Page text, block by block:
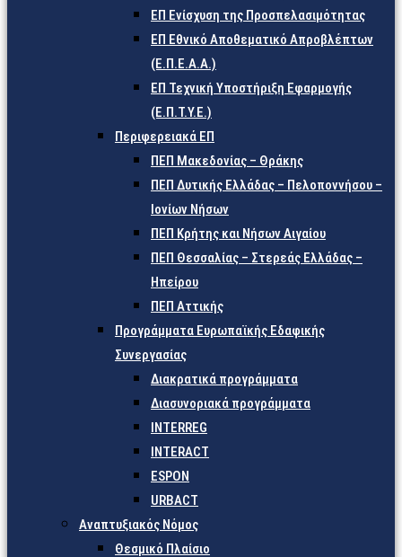
ΕΠ Ενίσχυση της Προσπελασιμότητας
ΕΠ Εθνικό Αποθεματικό Απροβλέπτων
(Ε.Π.Ε.Α.Α.)
ΕΠ Τεχνική Υποστήριξη Εφαρμογής
(Ε.Π.Τ.Υ.Ε.)
Περιφερειακά ΕΠ
ΠΕΠ Μακεδονίας – Θράκης
ΠΕΠ Δυτικής Ελλάδας – Πελοποννήσου –
Ιονίων Νήσων
ΠΕΠ Κρήτης και Νήσων Αιγαίου
ΠΕΠ Θεσσαλίας – Στερεάς Ελλάδας –
Ηπείρου
ΠΕΠ Αττικής
Προγράμματα Ευρωπαϊκής Εδαφικής
Συνεργασίας
Διακρατικά προγράμματα
Διασυνοριακά προγράμματα
INTERREG
INTERACT
ESPON
URBACT
Αναπτυξιακός Νόμος
Θεσμικό Πλαίσιο